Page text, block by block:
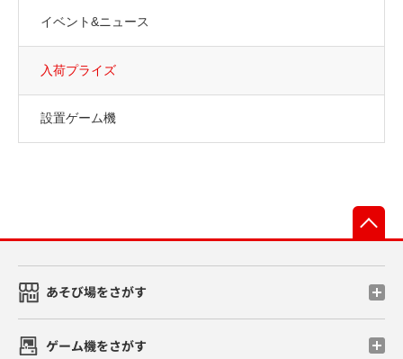
イベント&ニュース
入荷プライズ
設置ゲーム機
あそび場をさがす
ゲーム機をさがす